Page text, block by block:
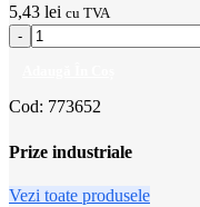
5,43 lei cu TVA
Cod: 773652
Prize industriale
Vezi toate produsele